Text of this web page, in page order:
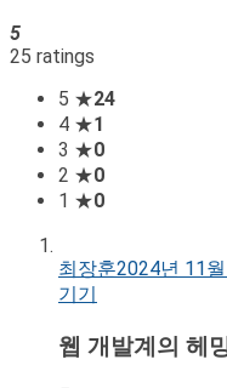
5
25 ratings
5 ★24
4 ★1
3 ★0
2 ★0
1 ★0
최장훈2024년 11
기기
웹 개발계의 헤